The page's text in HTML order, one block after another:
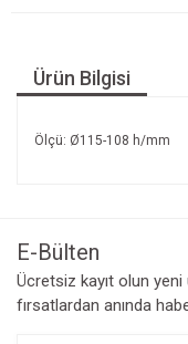
Ürün Bilgisi
Ölçü: Ø115-108 h/mm
E-Bülten
Ücretsiz kayıt olun
fırsatlardan anında